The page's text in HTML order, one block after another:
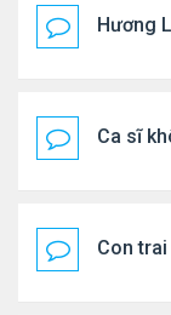
Hương
Ca sĩ
Con trai